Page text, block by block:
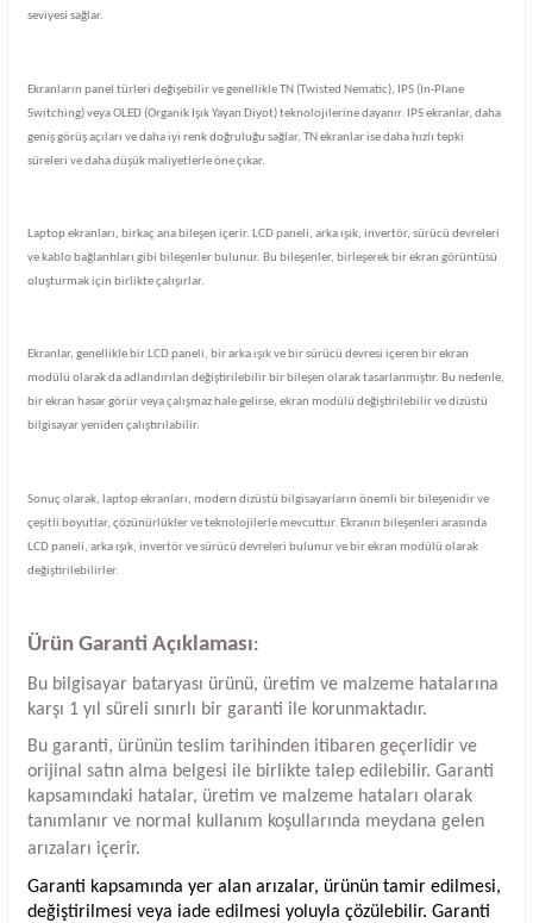
seviyesi sağlar.
Ekranların panel türleri değişebilir ve genellikle TN (Twisted Nematic), IPS (In-Plane
Switching) veya OLED (Organik Işık Yayan Diyot) teknolojilerine dayanır. IPS ekranlar, daha
geniş görüş açıları ve daha iyi renk doğruluğu sağlar, TN ekranlar ise daha hızlı tepki
süreleri ve daha düşük maliyetlerle öne çıkar.
Laptop ekranları, birkaç ana bileşen içerir. LCD paneli, arka ışık, invertör, sürücü devreleri
ve kablo bağlantıları gibi bileşenler bulunur. Bu bileşenler, birleşerek bir ekran görüntüsü
oluşturmak için birlikte çalışırlar.
Ekranlar, genellikle bir LCD paneli, bir arka ışık ve bir sürücü devresi içeren bir ekran
modülü olarak da adlandırılan değiştirilebilir bir bileşen olarak tasarlanmıştır. Bu nedenle,
bir ekran hasar görür veya çalışmaz hale gelirse, ekran modülü değiştirilebilir ve dizüstü
bilgisayar yeniden çalıştırılabilir.
Sonuç olarak, laptop ekranları, modern dizüstü bilgisayarların önemli bir bileşenidir ve
çeşitli boyutlar, çözünürlükler ve teknolojilerle mevcuttur. Ekranın bileşenleri arasında
LCD paneli, arka ışık, invertör ve sürücü devreleri bulunur ve bir ekran modülü olarak
değiştirilebilirler.
Ürün Garanti Açıklaması:
Bu bilgisayar bataryası ürünü, üretim ve malzeme hatalarına
karşı 1 yıl süreli sınırlı bir garanti ile korunmaktadır.
Bu garanti, ürünün teslim tarihinden itibaren geçerlidir ve
orijinal satın alma belgesi ile birlikte talep edilebilir. Garanti
kapsamındaki hatalar, üretim ve malzeme hataları olarak
tanımlanır ve normal kullanım koşullarında meydana gelen
arızaları içerir.
Garanti kapsamında yer alan arızalar, ürünün tamir edilmesi,
değiştirilmesi veya iade edilmesi yoluyla çözülebilir. Garanti